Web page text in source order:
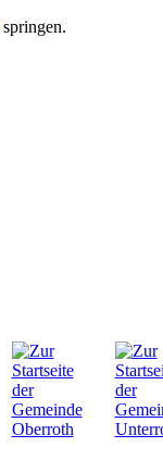
springen.